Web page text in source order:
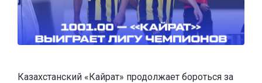
Казахстанский «Кайрат» продолжает бороться за